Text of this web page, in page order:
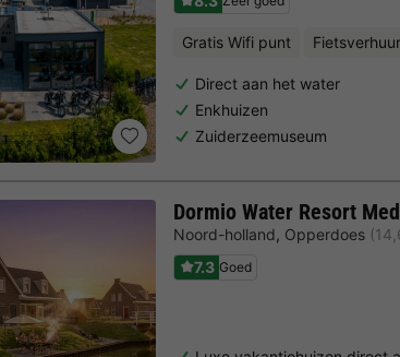
Gratis Wifi punt Fietsverhuur
Direct aan het water
Enkhuizen
Zuiderzeemuseum
Dormio Water Resort
Noord-holland, Opperdoes
7.3 Goed